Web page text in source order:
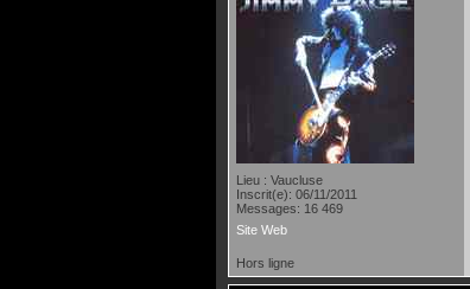
Lieu : Vaucluse
Inscrit(e): 06/11/2011
Messages: 16 469
Site Web
Hors ligne